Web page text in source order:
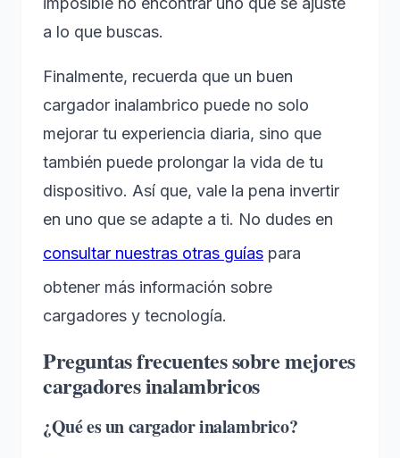
a lo que buscas.
Finalmente, recuerda que un buen
cargador inalambrico puede no solo
mejorar tu experiencia diaria, sino que
también puede prolongar la vida de tu
dispositivo. Así que, vale la pena invertir
en uno que se adapte a ti. No dudes en
consultar nuestras otras guías para
obtener más información sobre
cargadores y tecnología.
Preguntas frecuentes sobre mejores
cargadores inalambricos
¿Qué es un cargador inalambrico?